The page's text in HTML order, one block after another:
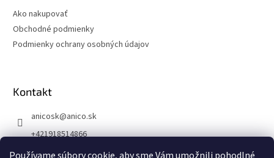
Ako nakupovať
Obchodné podmienky
Podmienky ochrany osobných údajov
Kontakt
anicosk@anico.sk
+421918514866
ANICO Slovakia